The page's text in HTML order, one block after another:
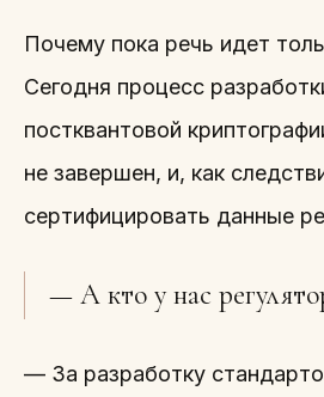
Почему пока речь идет
Сегодня процесс
постквантовой
не завершен, и, как
сертифицировать данные
— А кто у нас
— За разработку